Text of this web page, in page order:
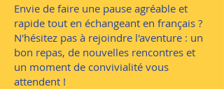
Envie de faire une pause agréable et
rapide tout en échangeant en français ?
N'hésitez pas à rejoindre l'aventure : un
bon repas, de nouvelles rencontres et
un moment de convivialité vous
attendent !